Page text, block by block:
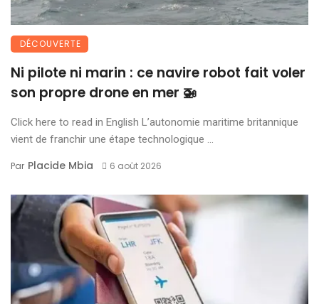
DÉCOUVERTE
Ni pilote ni marin : ce navire robot fait voler
son propre drone en mer 🚁
Click here to read in English L’autonomie maritime britannique
vient de franchir une étape technologique ...
Par Placide Mbia 6 août 2026